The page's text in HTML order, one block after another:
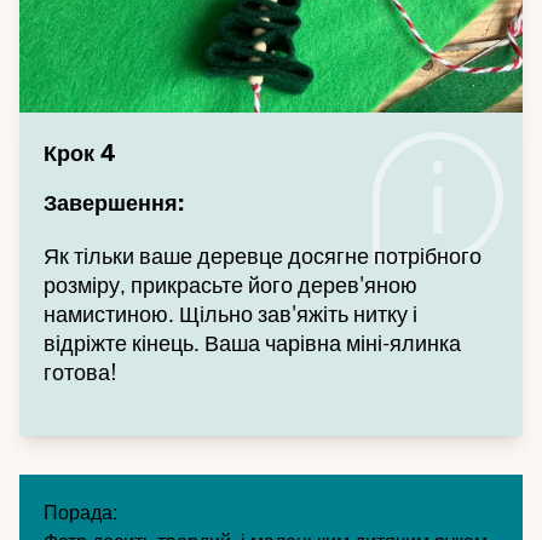
Крок 4
Завершення:
Як тільки ваше деревце досягне потрібного
розміру, прикрасьте його дерев'яною
намистиною. Щільно зав'яжіть нитку і
відріжте кінець. Ваша чарівна міні-ялинка
готова!
Порада: